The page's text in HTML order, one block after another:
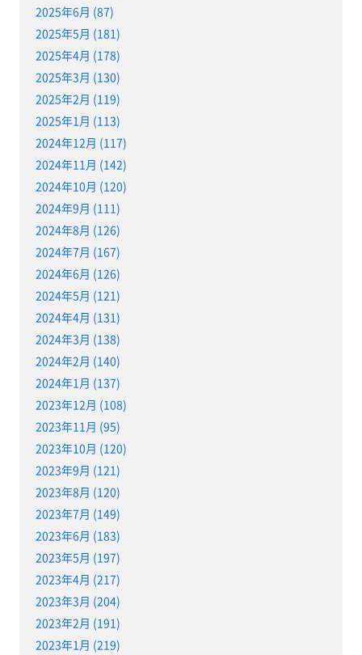
2025年6月 (87)
2025年5月 (181)
2025年4月 (178)
2025年3月 (130)
2025年2月 (119)
2025年1月 (113)
2024年12月 (117)
2024年11月 (142)
2024年10月 (120)
2024年9月 (111)
2024年8月 (126)
2024年7月 (167)
2024年6月 (126)
2024年5月 (121)
2024年4月 (131)
2024年3月 (138)
2024年2月 (140)
2024年1月 (137)
2023年12月 (108)
2023年11月 (95)
2023年10月 (120)
2023年9月 (121)
2023年8月 (120)
2023年7月 (149)
2023年6月 (183)
2023年5月 (197)
2023年4月 (217)
2023年3月 (204)
2023年2月 (191)
2023年1月 (219)